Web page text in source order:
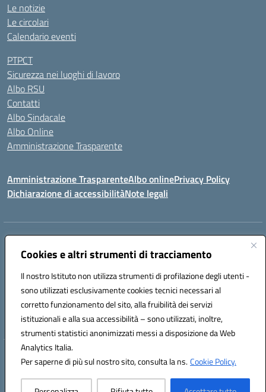
Cookies e altri strumenti di tracciamento
Il nostro Istituto non utilizza strumenti di profilazione degli utenti -
sono utilizzati esclusivamente cookies tecnici necessari al
corretto funzionamento del sito, alla fruibilità dei servizi
istituzionali e alla sua accessibilità – sono utilizzati, inoltre,
strumenti statistici anonimizzati messi a disposizione da Web
Analytics Italia.
Per saperne di più sul nostro sito, consulta la ns.Cookie Policy.
Le notizie
Le circolari
Calendario eventi
PTPCT
Sicurezza nei luoghi di lavoro
Albo RSU
Contatti
Albo Sindacale
Albo Online
Amministrazione Trasparente
Amministrazione TrasparenteAlbo onlinePrivacy Policy
Dichiarazione di accessibilitàNote legali
Centralino:
Posta elettronica certificata (PEC):tpis02200a@pec.istruzione.it
Codice fiscale: 93066580817
Codice meccanografico:TPIS02200A
VIA CESARÒ, 36 - 91016 ERICE - CASA SANTA (TP)
Telefono: 0923569559
Hosting & Powered by 3D Solution S.r.l.
Concept & Design by Designers Italia